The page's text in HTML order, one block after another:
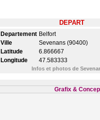
DEPART
Departement Belfort
Ville
Sevenans (90400)
Latitude
6.866667
Longitude
47.583333
Infos et photos de
Grafix &